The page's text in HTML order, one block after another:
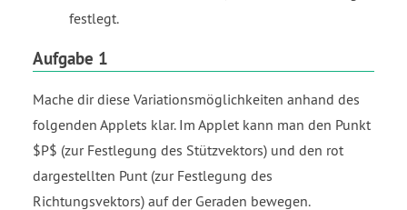
festlegt.
Aufgabe 1
Mache dir diese Variationsmöglichkeiten anhand des
folgenden Applets klar. Im Applet kann man den Punkt
$P$ (zur Festlegung des Stützvektors) und den rot
dargestellten Punt (zur Festlegung des
Richtungsvektors) auf der Geraden bewegen.